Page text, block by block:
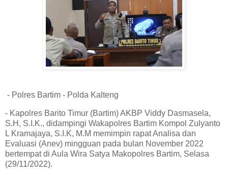
- Polres Bartim - Polda Kalteng
- Kapolres Barito Timur (Bartim) AKBP Viddy Dasmasela,
S.H, S.I.K., didampingi Wakapolres Bartim Kompol Zulyanto
L Kramajaya, S.I.K, M.M memimpin rapat Analisa dan
Evaluasi (Anev) mingguan pada bulan November 2022
bertempat di Aula Wira Satya Makopolres Bartim, Selasa
(29/11/2022).